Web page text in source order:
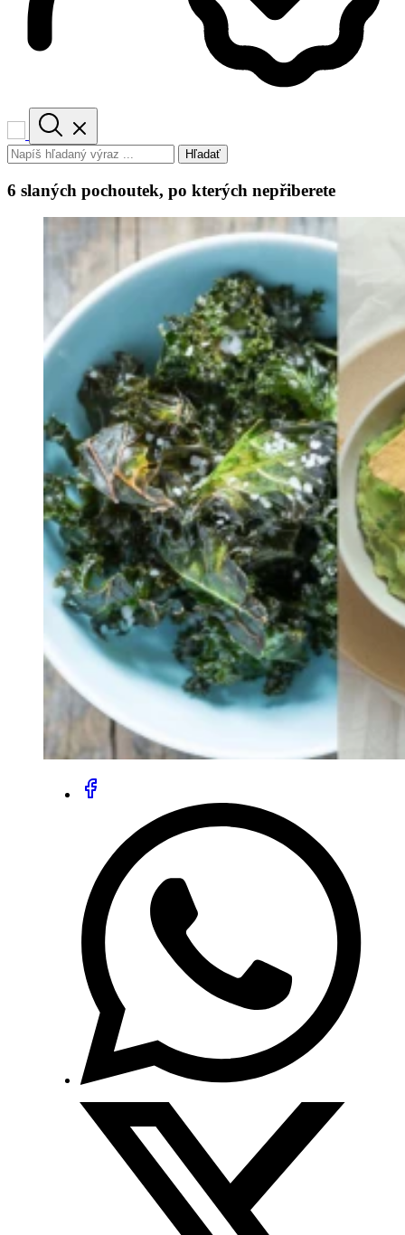
Hľadať
6 slaných pochoutek, po kterých nepřiberete